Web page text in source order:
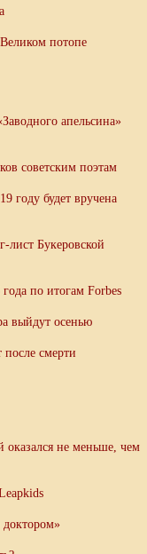
потопе
апельсина»
советским поэтам
году будет вручена
лист Букеровской
года по итогам Forbes
выйдут осенью
смерти
оказался не меньше, чем
доктором»